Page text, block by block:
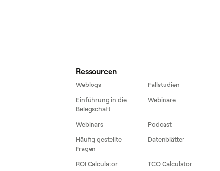
Ressourcen
Weblogs
Fallstudien
Einführung in die
Belegschaft
Webinare
Webinars
Podcast
Häufig gestellte
Fragen
Datenblätter
ROI Calculator TCO Calculator